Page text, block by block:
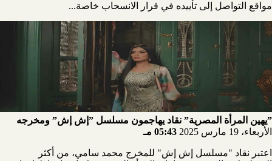
مواقع التواصل إلى تأييده في قرار الانسحاب خاصة...
”يهين المرأة المصرية” نقاد يهاجمون مسلسل ”إش إش” ومخرجه
الأربعاء، 19 مارس 2025
05:43 مـ
اعتبر نقاد "مسلسل إش إش" للمخرج محمد سامي، من أكثر